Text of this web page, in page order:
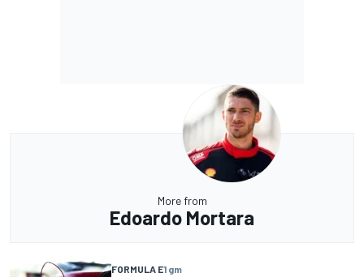
More from
Edoardo Mortara
FORMULA E1 gm